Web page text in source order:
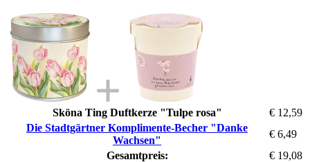
Sköna Ting Duftkerze "Tulpe rosa"
€ 12,59
Die Stadtgärtner Komplimente-Becher "Danke
Wachsen"
€ 6,49
Gesamtpreis:
€ 19,08